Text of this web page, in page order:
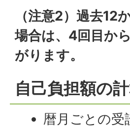
（注意2）過去12
場合は、4回目か
がります。
自己負担額の
暦月ごとの受